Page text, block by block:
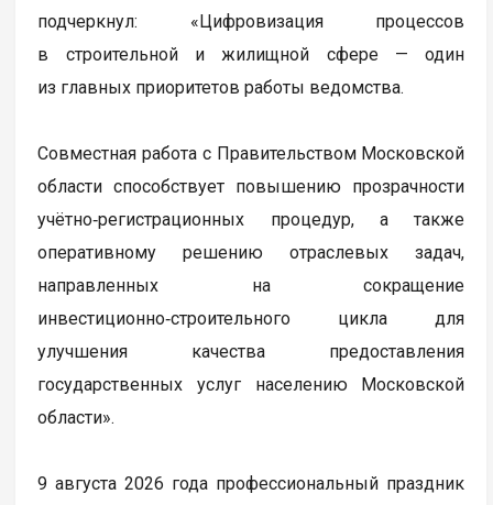
подчеркнул: «Цифровизация процессов
в строительной и жилищной сфере — один
из главных приоритетов работы ведомства.
Совместная работа с Правительством Московской
области способствует повышению прозрачности
учётно‑регистрационных процедур, а также
оперативному решению отраслевых задач,
направленных на сокращение
инвестиционно‑строительного цикла для
улучшения качества предоставления
государственных услуг населению Московской
области».
9 августа 2026 года профессиональный праздник